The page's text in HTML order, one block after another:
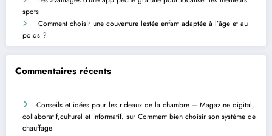
spots
Comment choisir une couverture lestée enfant adaptée à l’âge et au
poids ?
Commentaires récents
Conseils et idées pour les rideaux de la chambre – Magazine digital,
collaboratif,culturel et informatif. sur Comment bien choisir son système de
chauffage